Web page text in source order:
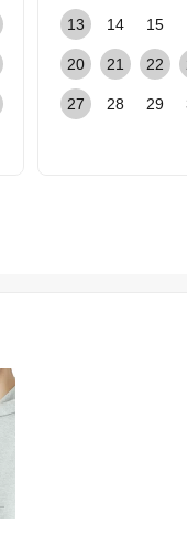
13 14 15
20 21 22
27 28 29